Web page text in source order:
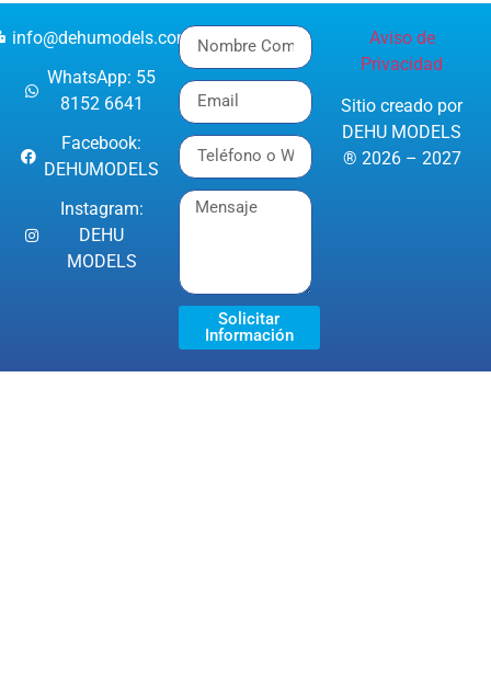
info@dehumodels.com
WhatsApp: 55
8152 6641
Facebook:
DEHUMODELS
Instagram:
DEHU
MODELS
Solicitar
Información
Aviso de
Privacidad
Sitio creado por
DEHU MODELS
® 2026 – 2027